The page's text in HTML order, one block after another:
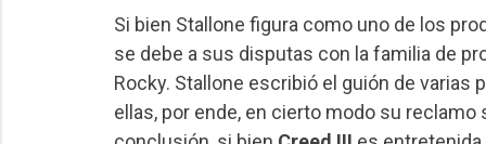
Si bien Stallone figura como uno de los
se debe a sus disputas con la familia de
Rocky. Stallone escribió el guión de varias
ellas, por ende, en cierto modo su